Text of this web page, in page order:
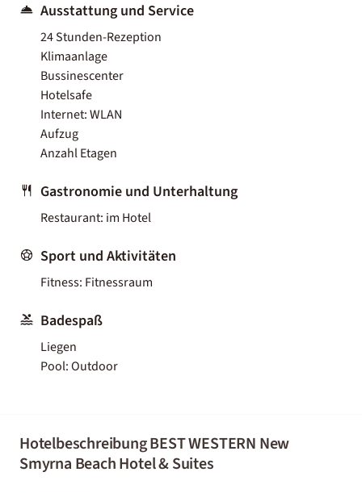
Ausstattung und Service
24 Stunden-Rezeption
Klimaanlage
Bussinescenter
Hotelsafe
Internet: WLAN
Aufzug
Anzahl Etagen
Gastronomie und Unterhaltung
Restaurant: im Hotel
Sport und Aktivitäten
Fitness: Fitnessraum
Badespaß
Liegen
Pool: Outdoor
Hotelbeschreibung BEST WESTERN New
Smyrna Beach Hotel & Suites